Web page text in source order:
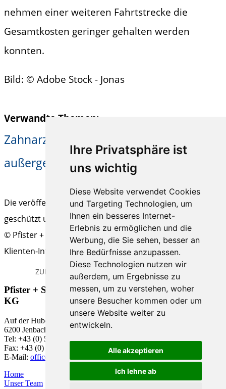
Ihre Privatsphäre ist
uns wichtig
Diese Website verwendet Cookies
und Targeting Technologien, um
Ihnen ein besseres Internet-
Erlebnis zu ermöglichen und die
Werbung, die Sie sehen, besser an
Ihre Bedürfnisse anzupassen.
Diese Technologien nutzen wir
außerdem, um Ergebnisse zu
messen, um zu verstehen, woher
unsere Besucher kommen oder um
unsere Website weiter zu
entwickeln.
Alle akzeptieren
Ich lehne ab
nehmen einer weiteren Fahrtstrecke die
Gesamtkosten geringer gehalten werden
konnten.
Bild: © Adobe Stock - Jonas
Verwandte Themen:
Zahnarzt
außergewöhnliche Belastung
Die veröffentlichten Beiträge sind urheberrechtlich
geschützt und ohne Gewähr.
© Pfister + Schwaiger Steuerberatungs-GmbH & Co KG |
Klienten-Info
ZURÜCK DRUCK - ANSICHT ARTIKEL EMPFEHLEN
Pfister + Schwaiger Steuerberatungs-GmbH & Co
KG
Auf der Huben 1
6200 Jenbach
Tel: +43 (0) 5244 63 818-0
Fax: +43 (0) 5244 63 818 -18
E-Mail: office@pfister.co.at
Home
Unser Team